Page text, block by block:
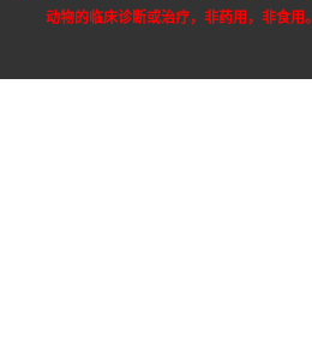
动物的临床诊断或治疗，非药用，非食用。